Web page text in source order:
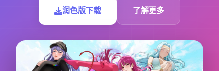
润色版下载 了解更多